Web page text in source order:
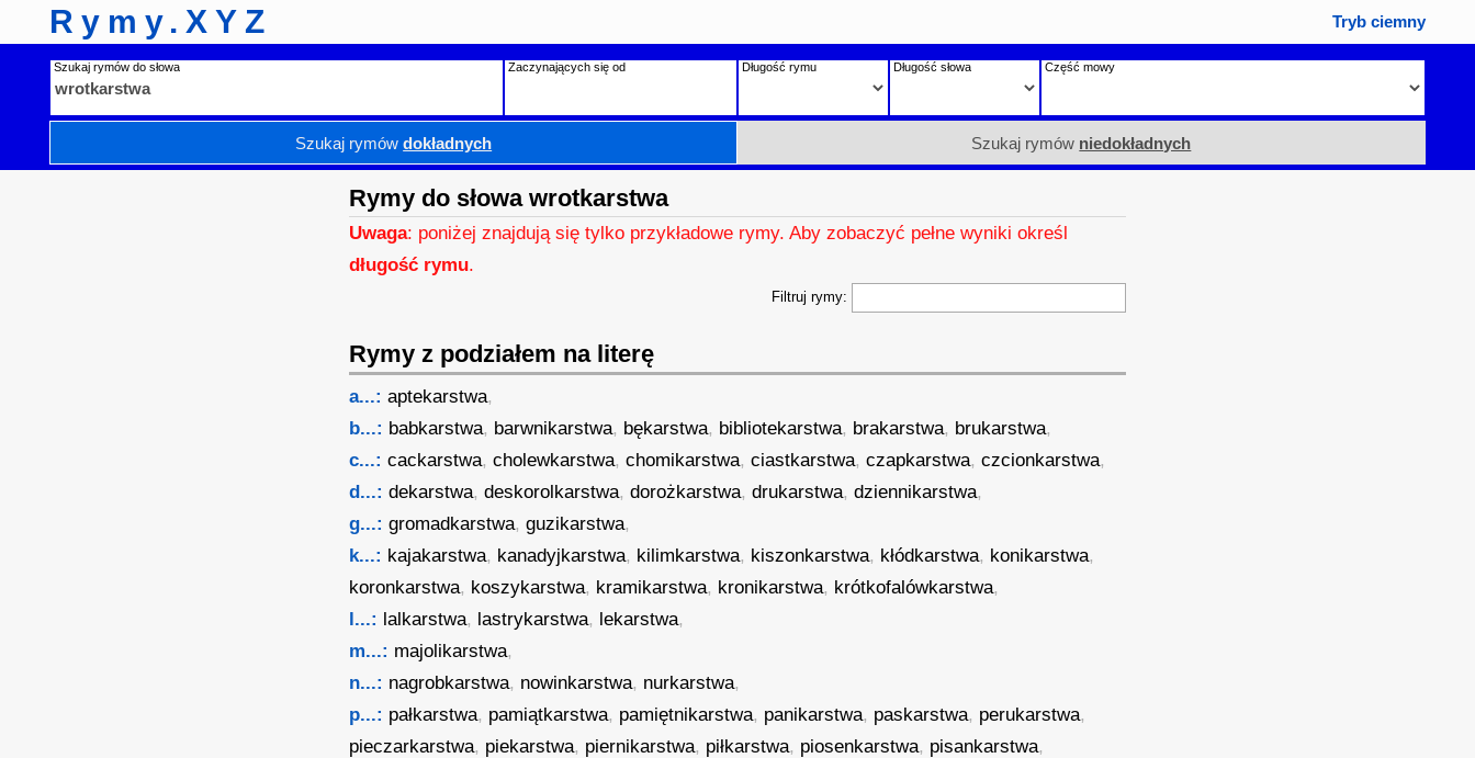
Rymy.XYZ Tryb ciemny
Szukaj rymów do słowa Zaczynających się od Długość rymu Długość słowa Część mowy
Szukaj rymówdokładnych Szukaj rymów niedokładnych
Rymy do słowa wrotkarstwa
Uwaga: poniżej znajdują się tylko przykładowe rymy. Aby zobaczyć pełne wyniki określ
długość rymu.
Filtruj rymy:
Rymy z podziałem na literę
a...: aptekarstwa,
b...: babkarstwa, barwnikarstwa, bękarstwa, bibliotekarstwa, brakarstwa, brukarstwa,
c...: cackarstwa,cholewkarstwa,chomikarstwa,ciastkarstwa,czapkarstwa,czcionkarstwa,
d...: dekarstwa,deskorolkarstwa,dorożkarstwa,drukarstwa,dziennikarstwa,
g...: gromadkarstwa,guzikarstwa,
k...: kajakarstwa, kanadyjkarstwa, kilimkarstwa, kiszonkarstwa, kłódkarstwa, konikarstwa,
koronkarstwa, koszykarstwa, kramikarstwa, kronikarstwa, krótkofalówkarstwa,
l...: lalkarstwa, lastrykarstwa, lekarstwa,
m...: majolikarstwa,
n...: nagrobkarstwa, nowinkarstwa, nurkarstwa,
p...: pałkarstwa, pamiątkarstwa, pamiętnikarstwa, panikarstwa, paskarstwa, perukarstwa,
pieczarkarstwa, piekarstwa, piernikarstwa, piłkarstwa, piosenkarstwa, pisankarstwa,